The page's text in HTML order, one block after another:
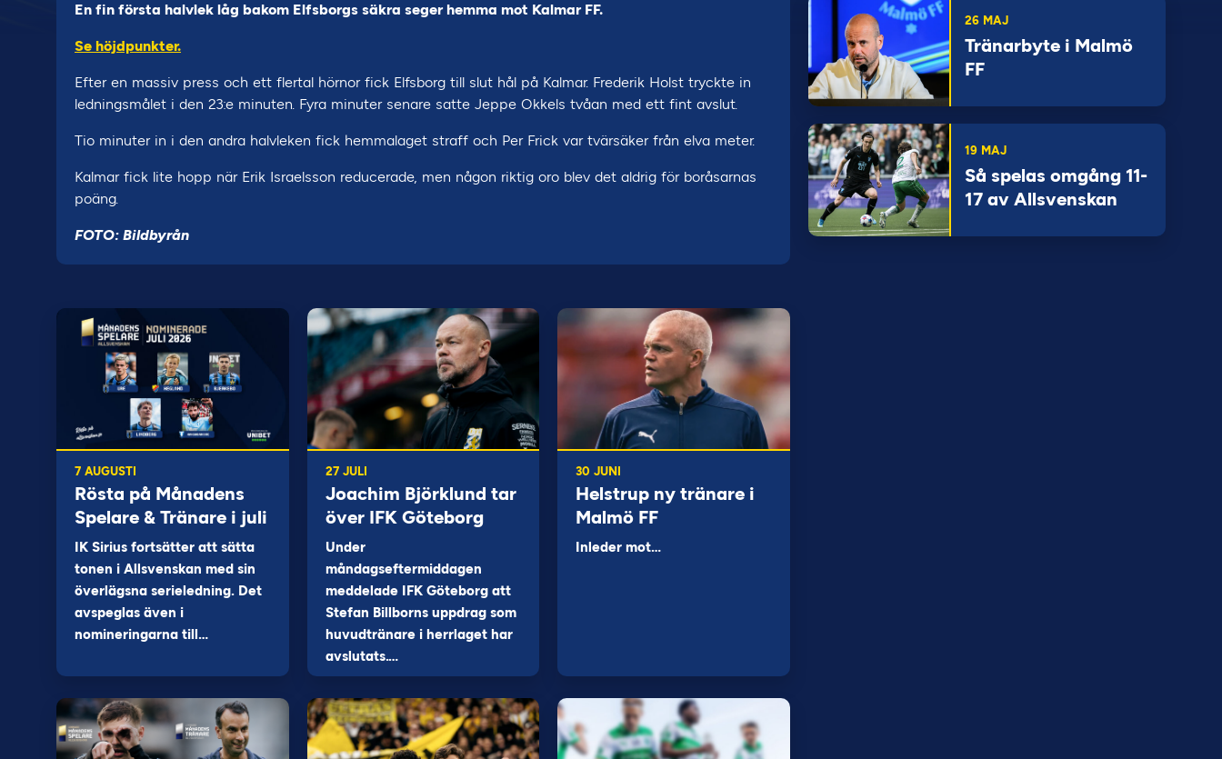
En fin första halvlek låg bakom Elfsborgs säkra seger hemma mot Kalmar FF.
Se höjdpunkter.
Efter en massiv press och ett flertal hörnor fick Elfsborg till slut hål på Kalmar. Frederik Holst tryckte in
ledningsmålet i den 23:e minuten. Fyra minuter senare satte Jeppe Okkels tvåan med ett fint avslut.
Tio minuter in i den andra halvleken fick hemmalaget straff och Per Frick var tvärsäker från elva meter.
Kalmar fick lite hopp när Erik Israelsson reducerade, men någon riktig oro blev det aldrig för boråsarnas
poäng.
FOTO: Bildbyrån
7 AUGUSTI
Rösta på Månadens
Spelare & Tränare i juli
IK Sirius fortsätter att sätta
tonen i Allsvenskan med sin
överlägsna serieledning. Det
avspeglas även i
nomineringarna till…
27 JULI
Joachim Björklund tar
över IFK Göteborg
Under
måndagseftermiddagen
meddelade IFK Göteborg att
Stefan Billborns uppdrag som
huvudtränare i herrlaget har
avslutats.…
30 JUNI
Helstrup ny tränare i
Malmö FF
Inleder mot…
26 MAJ
Tränarbyte i Malmö
FF
19 MAJ
Så spelas omgång 11-
17 av Allsvenskan